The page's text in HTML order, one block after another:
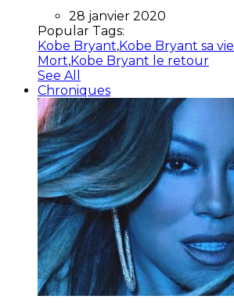
28 janvier 2020
Popular Tags:
Kobe Bryant,Kobe Bryant sa vie
Mort,Kobe Bryant le retour
See All
Chroniques